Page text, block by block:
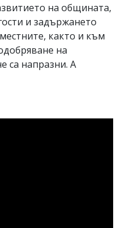
на общината,
и задържането
както и към
на
са напразни. А